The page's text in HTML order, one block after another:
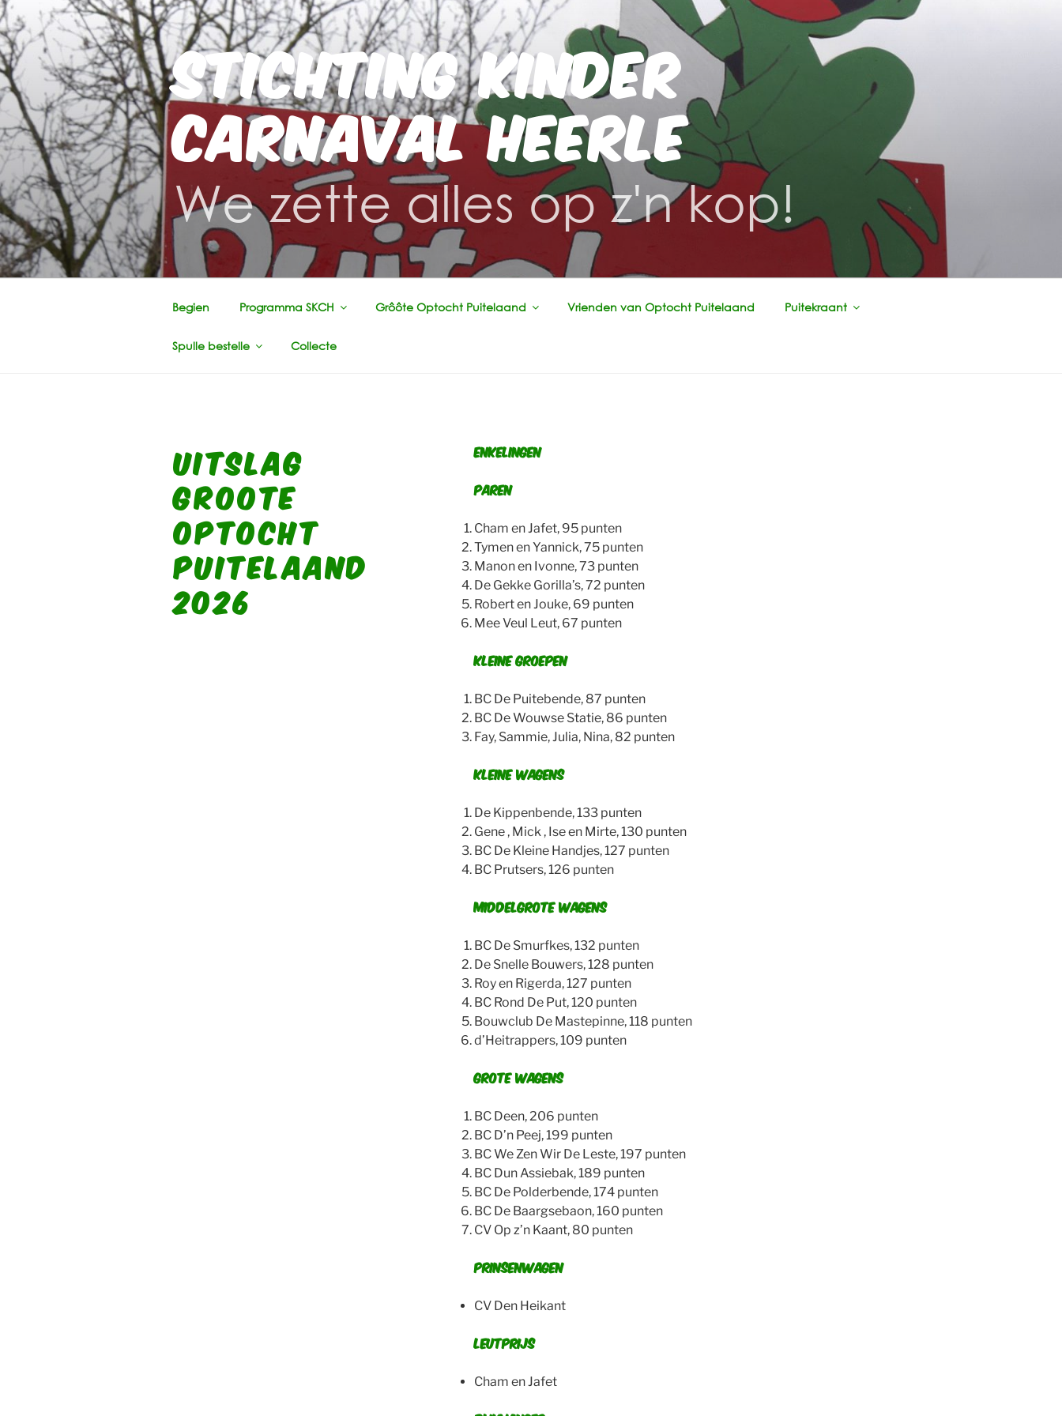
Ga
naar
de
inhoud
STICHTING KINDER
CARNAVAL HEERLE
We zette alles op z'n kop!
Begien Programma SKCH Grôôte Optocht Puitelaand Vrienden van Optocht Puitelaand Puitekraant
Spulle bestelle Collecte
UITSLAG
GROOTE
OPTOCHT
PUITELAAND
2026
Enkelingen
Paren
Cham en Jafet, 95 punten
Tymen en Yannick, 75 punten
Manon en Ivonne, 73 punten
De Gekke Gorilla’s, 72 punten
Robert en Jouke, 69 punten
Mee Veul Leut, 67 punten
Kleine groepen
BC De Puitebende, 87 punten
BC De Wouwse Statie, 86 punten
Fay, Sammie, Julia, Nina, 82 punten
Kleine wagens
De Kippenbende, 133 punten
Gene , Mick , Ise en Mirte, 130 punten
BC De Kleine Handjes, 127 punten
BC Prutsers, 126 punten
Middelgrote wagens
BC De Smurfkes, 132 punten
De Snelle Bouwers, 128 punten
Roy en Rigerda, 127 punten
BC Rond De Put, 120 punten
Bouwclub De Mastepinne, 118 punten
d’Heitrappers, 109 punten
Grote wagens
BC Deen, 206 punten
BC D’n Peej, 199 punten
BC We Zen Wir De Leste, 197 punten
BC Dun Assiebak, 189 punten
BC De Polderbende, 174 punten
BC De Baargsebaon, 160 punten
CV Op z’n Kaant, 80 punten
Prinsenwagen
CV Den Heikant
Leutprijs
Cham en Jafet